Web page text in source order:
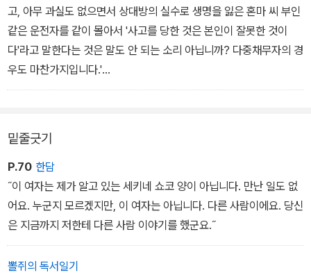
<화차>는 '역대 일본추리소설 베스트 10'에 드는 사회파 미스터리의
걸작으로 꼽힌다. 미야베 미유키는 이 소설로 일본 양대 대중문학상
의 하나인 야마모토 슈고로 상을 수상했다. 또한 같은 작품이 나오키
고, 아무 과실도 없으면서 상대방의 실수로 생명을 잃은 혼마 씨 부인
같은 운전자를 같이 몰아서 '사고를 당한 것은 본인이 잘못한 것이
다'라고 말한다는 것은 말도 안 되는 소리 아닙니까? 다중채무자의 경
우도 마찬가지입니다.'
미조구치의 어조가 조금 바뀌더니 개인적인 감정이 스며든 목소리로
판단하기는 쉽죠. 하지만 그건 자동차 사고를 낸 운전자한테 전후 사
정은 전혀 들어 보지 않고, 운전 실력이 나빠서 그렇다. 그런 인간들한
테 면허 같은 걸 줄 필요가 없다,고 잘라 말하는 것과 같은 소립니다.
그 증거로 '자 봐라! 한 번도 사고를 내지 않은 사람들이 얼마든지 있
지 않은가'하고 말이죠.
밑줄긋기
P.70 한담
˝이 여자는 제가 알고 있는 세키네 쇼코 양이 아닙니다. 만난 일도 없
어요. 누군지 모르겠지만, 이 여자는 아닙니다. 다른 사람이에요. 당신
은 지금까지 저한테 다른 사람 이야기를 했군요.˝
뽈쥐의 독서일기